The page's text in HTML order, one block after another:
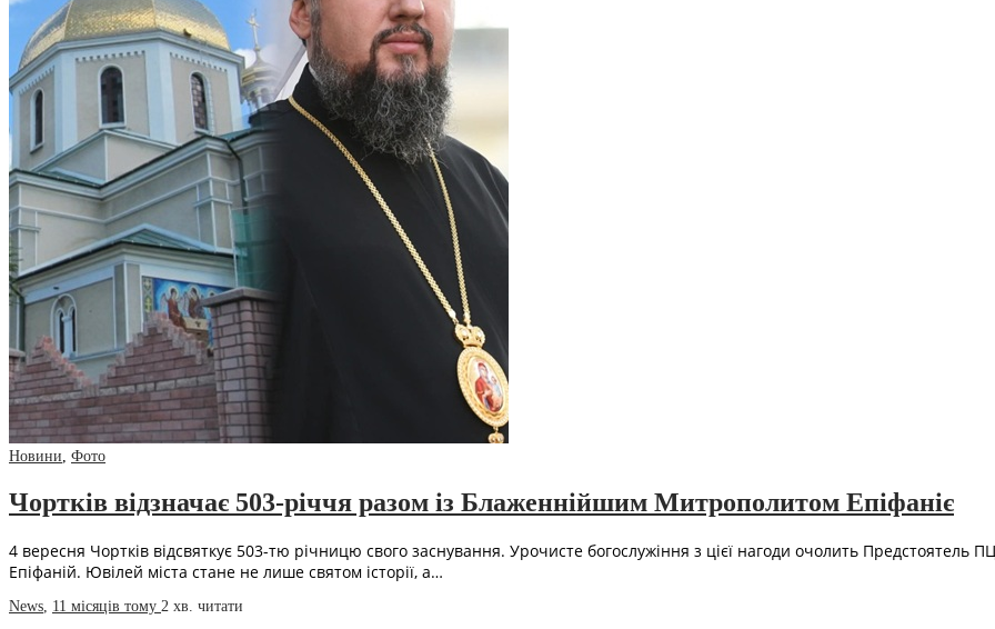
Новини, Фото
Чортків відзначає 503-річчя разом із Блаженнійшим Митрополитом Епіфаніє
4 вересня Чортків відсвяткує 503-тю річницю свого заснування. Урочисте богослужіння з цієї нагоди очолить Предстоятель
Епіфаній. Ювілей міста стане не лише святом історії, а…
News 11 місяців тому 2 хв. читати